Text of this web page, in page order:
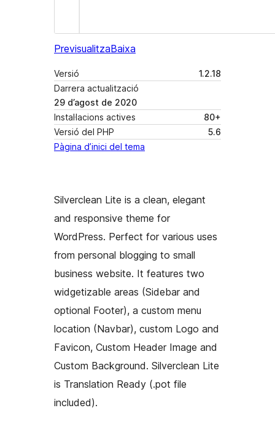
PrevisualitzaBaixa
Versió
1.2.18
Darrera actualització
29 d’agost de 2020
Instal·lacions actives
80+
Versió del PHP
5.6
Pàgina d’inici del tema
Silverclean Lite is a clean, elegant
and responsive theme for
WordPress. Perfect for various uses
from personal blogging to small
business website. It features two
widgetizable areas (Sidebar and
optional Footer), a custom menu
location (Navbar), custom Logo and
Favicon, Custom Header Image and
Custom Background. Silverclean Lite
is Translation Ready (.pot file
included).